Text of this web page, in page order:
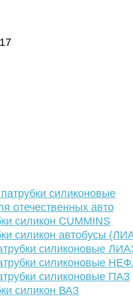
силиконовые
отечественных авто
силикон CUMMINS
силикон автобусы
силиконовые
силиконовые
силиконовые ПАЗ
силикон ВАЗ